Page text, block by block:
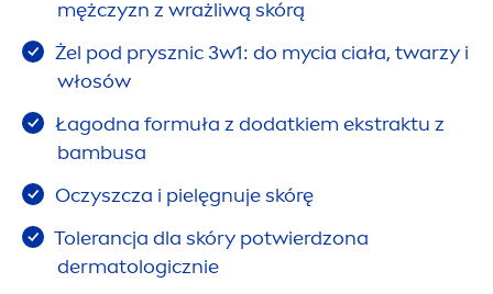
mężczyzn z wrażliwą skórą
Żel pod prysznic 3w1: do mycia ciała, twarzy i
włosów
Łagodna formuła z dodatkiem ekstraktu z
bambusa
Oczyszcza i pielęgnuje skórę
Tolerancja dla skóry potwierdzona
dermatologicznie